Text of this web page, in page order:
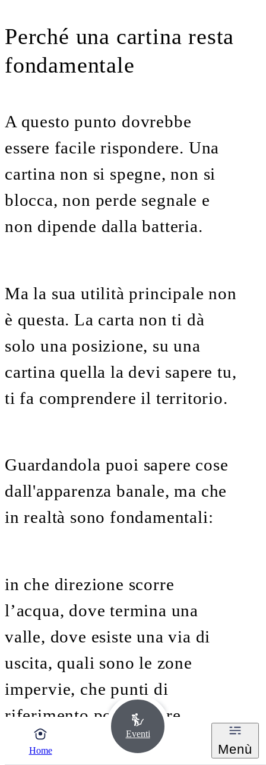
Home
Eventi
Menù
Perché una cartina resta
fondamentale
A questo punto dovrebbe
essere facile rispondere. Una
cartina non si spegne, non si
blocca, non perde segnale e
non dipende dalla batteria.
Ma la sua utilità principale non
è questa. La carta non ti dà
solo una posizione, su una
cartina quella la devi sapere tu,
ti fa comprendere il territorio.
Guardandola puoi sapere cose
dall'apparenza banale, ma che
in realtà sono fondamentali:
in che direzione scorre
l’acqua, dove termina una
valle, dove esiste una via di
uscita, quali sono le zone
impervie, che punti di
riferimento posso avere.